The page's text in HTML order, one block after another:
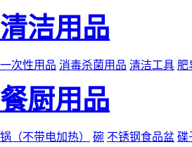
清洁用品
一次性用品 消毒杀菌用品 清洁工具 肥
餐厨用品
锅（不带电加热） 碗 不锈钢食品盆 碟